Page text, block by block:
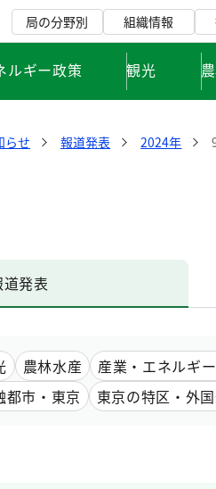
局の分野別 組織情報
ルギー政策 観光
らせ 報道発表 2024年
道発表
農林水産 産業・エネルギ
都市・東京 東京の特区・外